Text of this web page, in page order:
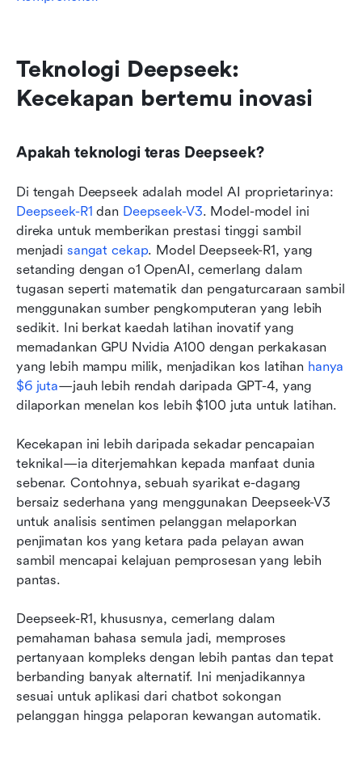
Teknologi Deepseek:
Kecekapan bertemu inovasi
Apakah teknologi teras Deepseek?
Deepseek-R1 dan Deepseek-V3. Model-model ini
direka untuk memberikan prestasi tinggi sambil
menjadi sangat cekap. Model Deepseek-R1, yang
setanding dengan o1 OpenAI, cemerlang dalam
tugasan seperti matematik dan pengaturcaraan sambil
menggunakan sumber pengkomputeran yang lebih
sedikit. Ini berkat kaedah latihan inovatif yang
memadankan GPU Nvidia A100 dengan perkakasan
yang lebih mampu milik, menjadikan kos latihan hanya
$6 juta—jauh lebih rendah daripada GPT-4, yang
dilaporkan menelan kos lebih $100 juta untuk latihan.
Kecekapan ini lebih daripada sekadar pencapaian
teknikal—ia diterjemahkan kepada manfaat dunia
sebenar. Contohnya, sebuah syarikat e-dagang
bersaiz sederhana yang menggunakan Deepseek-V3
untuk analisis sentimen pelanggan melaporkan
penjimatan kos yang ketara pada pelayan awan
sambil mencapai kelajuan pemprosesan yang lebih
pantas.
Deepseek-R1, khususnya, cemerlang dalam
pemahaman bahasa semula jadi, memproses
pertanyaan kompleks dengan lebih pantas dan tepat
berbanding banyak alternatif. Ini menjadikannya
sesuai untuk aplikasi dari chatbot sokongan
pelanggan hingga pelaporan kewangan automatik.